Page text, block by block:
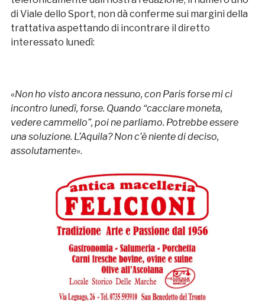
di Viale dello Sport, non dà conferme sui margini della
trattativa aspettando di incontrare il diretto
interessato lunedì:
«Non ho visto ancora nessuno, con Paris forse mi ci
incontro lunedì, forse. Quando “cacciare moneta,
vedere cammello”, poi ne parliamo. Potrebbe essere
una soluzione. L’Aquila? Non c’è niente di deciso,
assolutamente».